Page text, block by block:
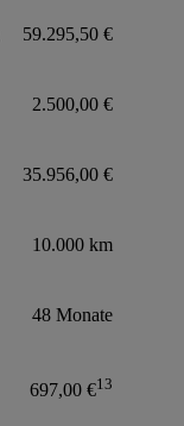
59.295,50 €
2.500,00 €
35.956,00 €
10.000 km
48 Monate
697,00 €13